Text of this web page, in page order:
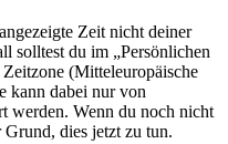
Zeit nicht deiner
solltest du im „Persönlichen
(Mitteleuropäische
kann dabei nur von
werden. Wenn du noch nicht
dies jetzt zu tun.